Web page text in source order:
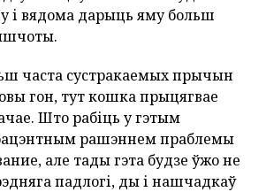
і вядома дарыць яму больш
часта сустракаемых прычын
гон, тут кошка прыцягвае
Што рабіць у гэтым
рашэннем праблемы
але тады гэта будзе ўжо не
падлогі, ды і нашчадкаў